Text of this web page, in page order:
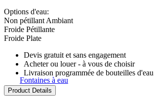
Fontaines à eau
Options d'eau:
Non pétillant Ambiant
Froide Pétillante
Froide Plate
Devis gratuit et sans engagement
Acheter ou louer - à vous de choisir
Livraison programmée de bouteilles d'eau
Product Details